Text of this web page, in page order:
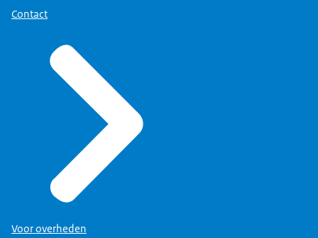
Contact
Voor overheden